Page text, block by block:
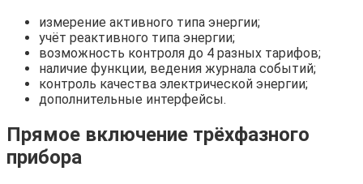
измерение активного типа энергии;
учёт реактивного типа энергии;
возможность контроля до 4 разных тарифов;
наличие функции, ведения журнала событий;
контроль качества электрической энергии;
дополнительные интерфейсы.
Прямое включение трёхфазного
прибора